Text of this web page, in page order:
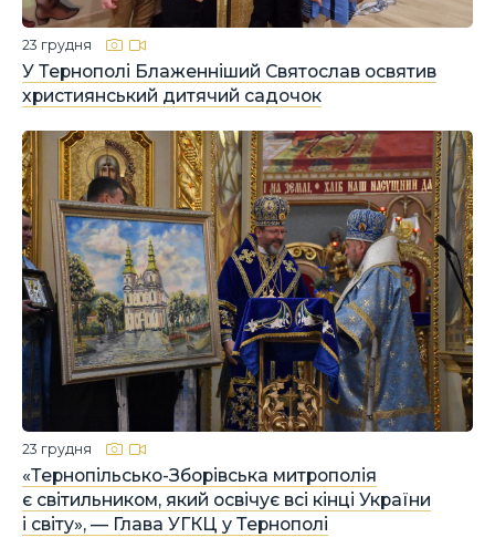
У Тернополі Блаженніший Святослав освятив
християнський дитячий садочок
23 грудня
«Тернопільсько-Зборівська митрополія
є світильником, який освічує всі кінці України
і світу», — Глава УГКЦ у Тернополі
23 грудня